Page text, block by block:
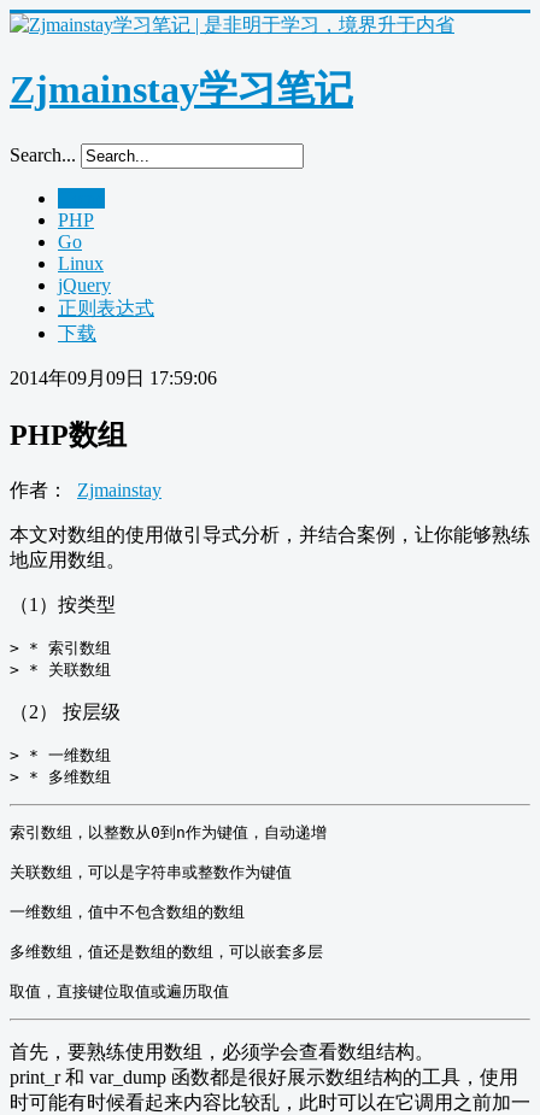
Zjmainstay学习笔记
Search...
PHP
Go
Linux
jQuery
正则表达式
下载
2014年09月09日 17:59:06
PHP数组
作者： Zjmainstay
本文对数组的使用做引导式分析，并结合案例，让你能够熟练
地应用数组。
（1）按类型
> * 索引数组
（2） 按层级
> * 一维数组
索引数组，以整数从0到n作为键值，自动递增
关联数组，可以是字符串或整数作为键值
一维数组，值中不包含数组的数组
多维数组，值还是数组的数组，可以嵌套多层
首先，要熟练使用数组，必须学会查看数组结构。
print_r 和 var_dump 函数都是很好展示数组结构的工具，使用
时可能有时候看起来内容比较乱，此时可以在它调用之前加一